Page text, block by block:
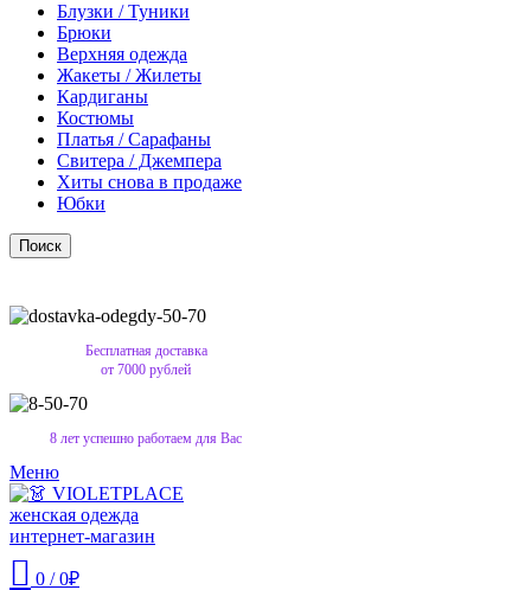
Блузки / Туники
Брюки
Верхняя одежда
Жакеты / Жилеты
Кардиганы
Костюмы
Платья / Сарафаны
Свитера / Джемпера
Хиты снова в продаже
Юбки
Поиск
Бесплатная доставка
от 7000 рублей
8 лет успешно работаем для Вас
Меню
0 / 0₽